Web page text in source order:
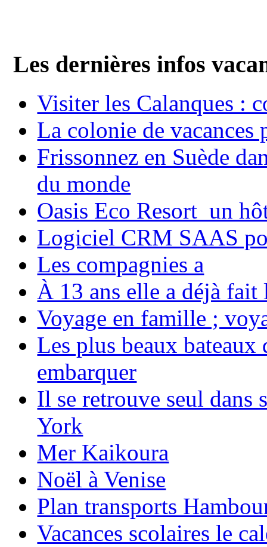
Les dernières infos
Visiter les Calanques :
La colonie de vacances
Frissonnez en Suède
du monde
Oasis Eco Resort un
Logiciel CRM SAAS
Les compagnies a
À 13 ans elle a déjà
Voyage en famille ;
Les plus beaux bateaux
embarquer
Il se retrouve seul dans
York
Mer Kaikoura
Noël à Venise
Plan transports
Vacances scolaires le